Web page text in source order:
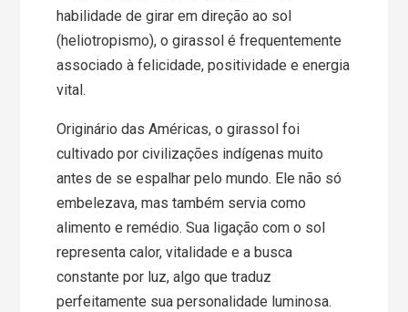
habilidade de girar em direção ao sol
(heliotropismo), o girassol é frequentemente
associado à felicidade, positividade e energia
vital.
Originário das Américas, o girassol foi
cultivado por civilizações indígenas muito
antes de se espalhar pelo mundo. Ele não só
embelezava, mas também servia como
alimento e remédio. Sua ligação com o sol
representa calor, vitalidade e a busca
constante por luz, algo que traduz
perfeitamente sua personalidade luminosa.